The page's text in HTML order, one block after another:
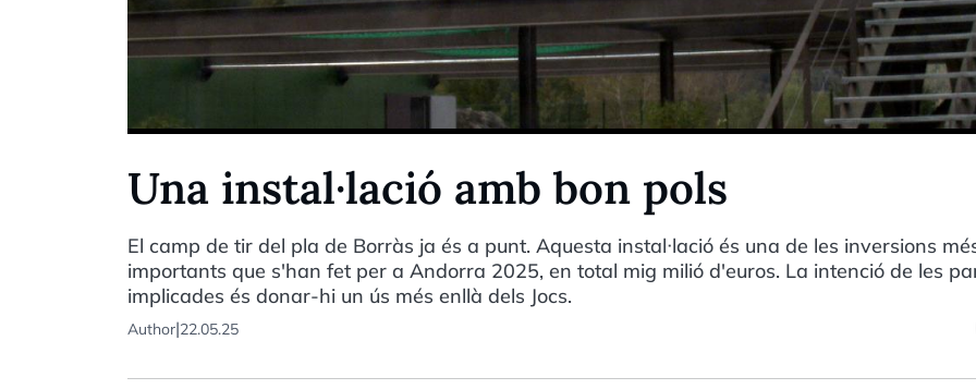
Una instal·lació amb bon pols
El camp de tir del pla de Borràs ja és a punt. Aquesta instal·lació és una de les inversions
importants que s'han fet per a Andorra 2025, en total mig milió d'euros. La intenció de les
implicades és donar-hi un ús més enllà dels Jocs.
Author|22.05.25